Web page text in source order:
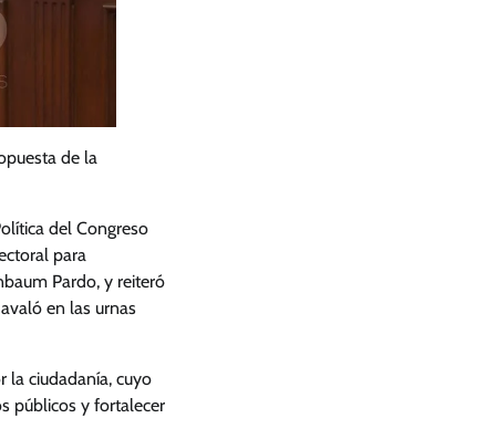
de la
del Congreso
para
Pardo, y reiteró
en las urnas
la ciudadanía, cuyo
públicos y fortalecer